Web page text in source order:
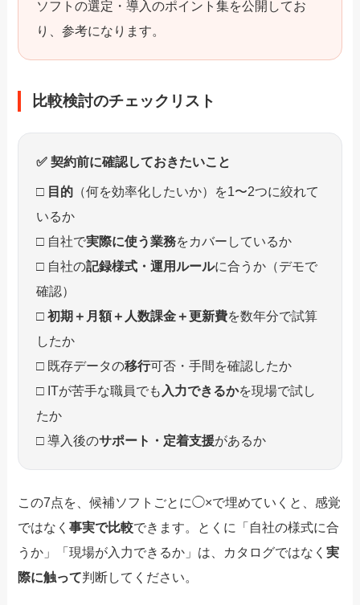
ソフトの選定・導入のポイント集を公開してお
り、参考になります。
比較検討のチェックリスト
✅ 契約前に確認しておきたいこと
□ 目的 （何を効率化したいか）を1〜2つに絞れて
いるか
□ 自社で実際に使う業務をカバーしているか
□ 自社の記録様式・運用ルールに合うか（デモで
確認）
□初期＋月額＋人数課金＋更新費を数年分で試算
したか
□ 既存データの移行可否・手間を確認したか
□ ITが苦手な職員でも 入力できるかを現場で試し
たか
□ 導入後のサポート・定着支援があるか
この7点を、候補ソフトごとに◯×で埋めていくと、感覚
ではなく事実で比較できます。とくに「自社の様式に合
うか」「現場が入力できるか」は、カタログではなく実
際に触って判断してください。